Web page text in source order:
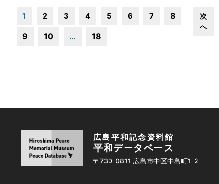
1 2 3 4 5 6 7 8
9 10 … 18
次
へ
広島平和記念資料館
平和データベース
〒730-0811 広島市中区中島町1-2